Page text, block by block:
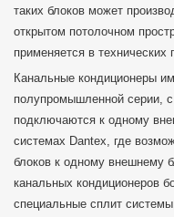
таких блоков может
открытом потолочном
применяется в
Канальные кондиционеры
полупромышленной серии,
подключаются к одному
системах Dantex, где
блоков к одному внешнему
канальных кондиционеров
специальные сплит